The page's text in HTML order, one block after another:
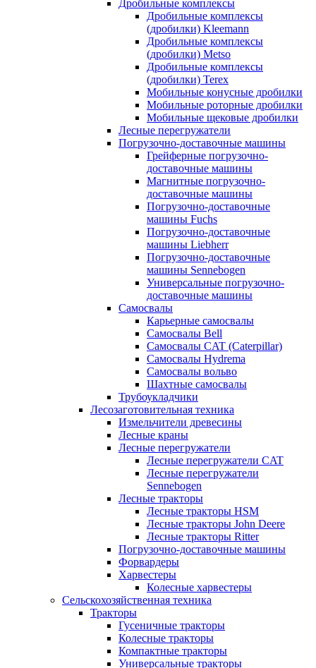
Дробильные комплексы
Дробильные комплексы
(дробилки) Kleemann
Дробильные комплексы
(дробилки) Metso
Дробильные комплексы
(дробилки) Terex
Мобильные конусные дробилки
Мобильные роторные дробилки
Мобильные щековые дробилки
Лесные перегружатели
Погрузочно-доставочные машины
Грейферные погрузочно-
доставочные машины
Магнитные погрузочно-
доставочные машины
Погрузочно-доставочные
машины Fuchs
Погрузочно-доставочные
машины Liebherr
Погрузочно-доставочные
машины Sennebogen
Универсальные погрузочно-
доставочные машины
Самосвалы
Карьерные самосвалы
Самосвалы Bell
Самосвалы CAT (Caterpillar)
Самосвалы Hydrema
Самосвалы вольво
Шахтные самосвалы
Трубоукладчики
Лесозаготовительная техника
Измельчители древесины
Лесные краны
Лесные перегружатели
Лесные перегружатели CAT
Лесные перегружатели
Sennebogen
Лесные тракторы
Лесные тракторы HSM
Лесные тракторы John Deere
Лесные тракторы Ritter
Погрузочно-доставочные машины
Форвардеры
Харвестеры
Колесные харвестеры
Сельскохозяйственная техника
Тракторы
Гусеничные тракторы
Колесные тракторы
Компактные тракторы
Универсальные тракторы